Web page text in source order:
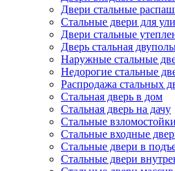
Двери стальные
Стальные двери для
Двери стальные
Дверь стальная
Наружные стальные
Недорогие стальные
Распродажа стальных
Стальная дверь в дом
Стальная дверь на дачу
Стальные
Стальные входные
Стальные двери в
Стальные двери